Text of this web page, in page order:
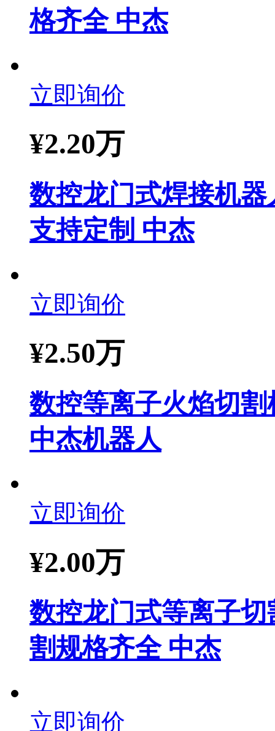
格齐全 中杰
立即询价
¥2.20万
数控龙门式焊接机
支持定制 中杰
立即询价
¥2.50万
数控等离子火焰切
中杰机器人
立即询价
¥2.00万
数控龙门式等离子
割规格齐全 中杰
立即询价